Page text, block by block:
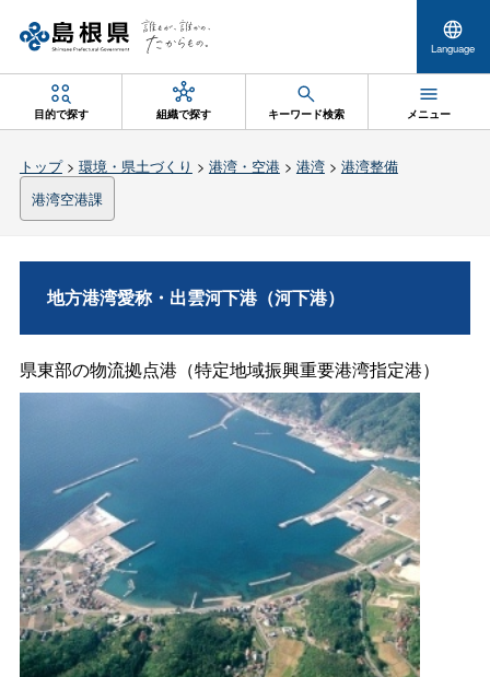
Language
目的で探す 組織で探す キーワード検索 メニュー
トップ> 環境・県土づくり > 港湾・空港> 港湾> 港湾整備
港湾空港課
地方港湾愛称・出雲河下港（河下港）
県東部の物流拠点港（特定地域振興重要港湾指定港）